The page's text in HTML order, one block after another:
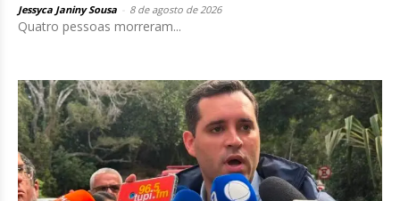
Jessyca Janiny Sousa 8 de agosto de 2026
Quatro pessoas morreram...